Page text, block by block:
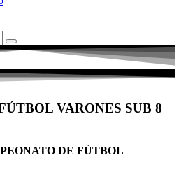
VARONES SUB 8
DE FÚTBOL